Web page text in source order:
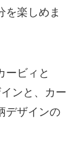
を楽しめま
ービィと
ンと、カー
デザインの